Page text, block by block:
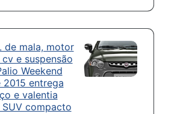
de mala, motor
cv e suspensão
Weekend
entrega
e valentia
compacto